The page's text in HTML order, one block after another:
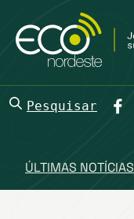
Pesquisar
ÚLTIMAS NOTÍCIAS